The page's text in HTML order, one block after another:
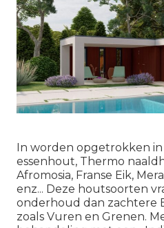
In worden opgetrokken in
essenhout, Thermo
Afromosia, Franse Eik,
enz... Deze houtsoorten
onderhoud dan zachtere
zoals Vuren en Grenen.